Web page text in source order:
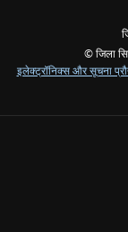
© जिला
इलेक्ट्रॉनिक्स और सूचना